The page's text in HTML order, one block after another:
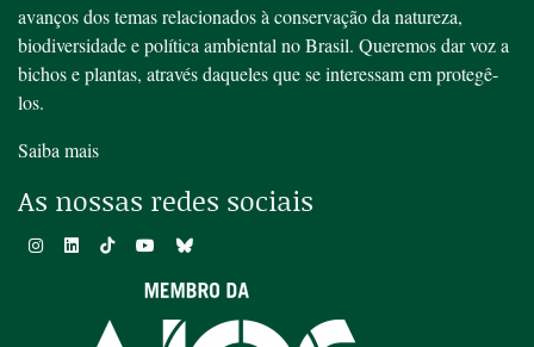
avanços dos temas relacionados à conservação da natureza,
biodiversidade e política ambiental no Brasil. Queremos dar voz a
bichos e plantas, através daqueles que se interessam em protegê-
los.
Saiba mais
As nossas redes sociais